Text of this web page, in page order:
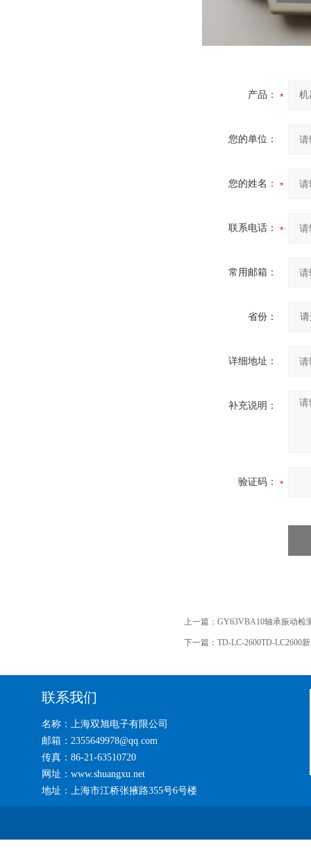
产品：
您的单位：
您的姓名：
联系电话：
常用邮箱：
省份：
详细地址：
补充说明：
验证码：
上一篇： GY63VBA10轴承振动检
下一篇： TD-LC-2600TD-LC2600
联系我们
名称：上海双旭电子有限公司
邮箱：2355649978@qq.com
传真：86-21-63510720
网址：www.shuangxu.net
地址：上海市江桥张掖路355号6号楼